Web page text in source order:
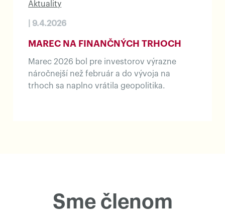
Aktuality
| 9.4.2026
MAREC NA FINANČNÝCH TRHOCH
Marec 2026 bol pre investorov výrazne
náročnejší než február a do vývoja na
trhoch sa naplno vrátila geopolitika.
Sme členom